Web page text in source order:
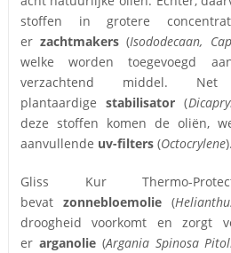
stoffen in grotere
erzachtmakers (Isododecaan,
welke worden toegevoegd
verzachtend middel.
plantaardigestabilisator (
deze stoffen komen de oliën,
aanvullende uv-filters(Octocrylene).
Gliss Kur Thermo-
bevat zonnebloemolie(
droogheid voorkomt en zorgt
er arganolie(Argania Spinosa